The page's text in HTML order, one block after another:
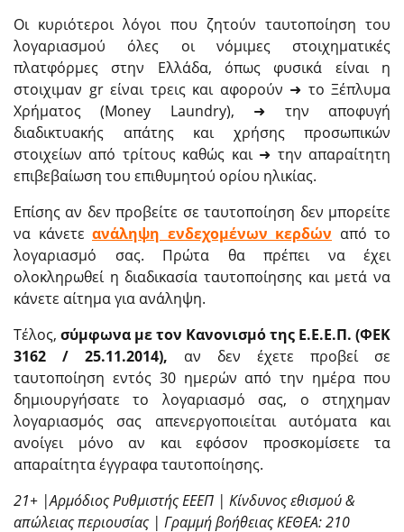
Οι κυριότεροι λόγοι που ζητούν ταυτοποίηση του
λογαριασμού όλες οι νόμιμες στοιχηματικές
πλατφόρμες στην Ελλάδα, όπως φυσικά είναι η
στοιχιμαν gr είναι τρεις και αφορούν ➜ το Ξέπλυμα
Χρήματος (Money Laundry), ➜ την αποφυγή
διαδικτυακής απάτης και χρήσης προσωπικών
στοιχείων από τρίτους καθώς και ➜ την απαραίτητη
επιβεβαίωση του επιθυμητού ορίου ηλικίας.
Επίσης αν δεν προβείτε σε ταυτοποίηση δεν μπορείτε
να κάνετε ανάληψη ενδεχομένων κερδών από το
λογαριασμό σας. Πρώτα θα πρέπει να έχει
ολοκληρωθεί η διαδικασία ταυτοποίησης και μετά να
κάνετε αίτημα για ανάληψη.
Τέλος, σύμφωνα με τον Κανονισμό της Ε.Ε.Ε.Π. (ΦΕΚ
3162 / 25.11.2014), αν δεν έχετε προβεί σε
ταυτοποίηση εντός 30 ημερών από την ημέρα που
δημιουργήσατε το λογαριασμό σας, ο στηχημαν
λογαριασμός σας απενεργοποιείται αυτόματα και
ανοίγει μόνο αν και εφόσον προσκομίσετε τα
απαραίτητα έγγραφα ταυτοποίησης.
21+ |Αρμόδιος Ρυθμιστής ΕΕΕΠ | Κίνδυνος εθισμού &
απώλειας περιουσίας | Γραμμή βοήθειας ΚΕΘΕΑ: 210